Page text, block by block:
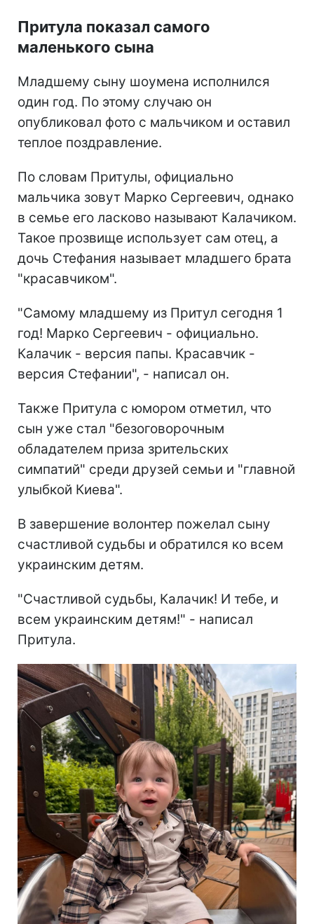
Притула показал самого
маленького сына
Младшему сыну шоумена исполнился
один год. По этому случаю он
опубликовал фото с мальчиком и оставил
теплое поздравление.
По словам Притулы, официально
мальчика зовут Марко Сергеевич, однако
в семье его ласково называют Калачиком.
Такое прозвище использует сам отец, а
дочь Стефания называет младшего брата
"красавчиком".
"Самому младшему из Притул сегодня 1
год! Марко Сергеевич - официально.
Калачик - версия папы. Красавчик -
версия Стефании", - написал он.
Также Притула с юмором отметил, что
сын уже стал "безоговорочным
обладателем приза зрительских
симпатий" среди друзей семьи и "главной
улыбкой Киева".
В завершение волонтер пожелал сыну
счастливой судьбы и обратился ко всем
украинским детям.
"Счастливой судьбы, Калачик! И тебе, и
всем украинским детям!" - написал
Притула.